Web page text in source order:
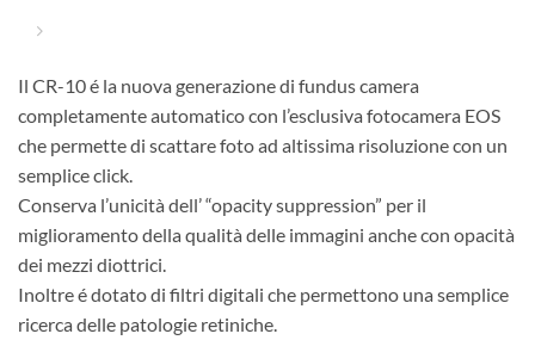
Il CR-10 é la nuova generazione di fundus camera
completamente automatico con l’esclusiva fotocamera EOS
che permette di scattare foto ad altissima risoluzione con un
semplice click.
Conserva l’unicità dell’ “opacity suppression” per il
miglioramento della qualità delle immagini anche con opacità
dei mezzi diottrici.
Inoltre é dotato di filtri digitali che permettono una semplice
ricerca delle patologie retiniche.